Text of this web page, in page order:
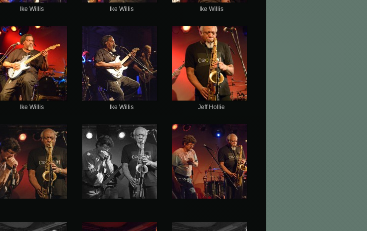
Ike Willis Ike Willis Ike Willis
Ike Willis Ike Willis Jeff Hollie